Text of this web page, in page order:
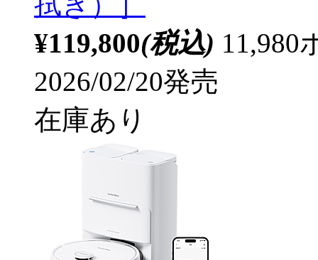
¥119,800(税込) 11,980
2026/02/20発売
在庫あり